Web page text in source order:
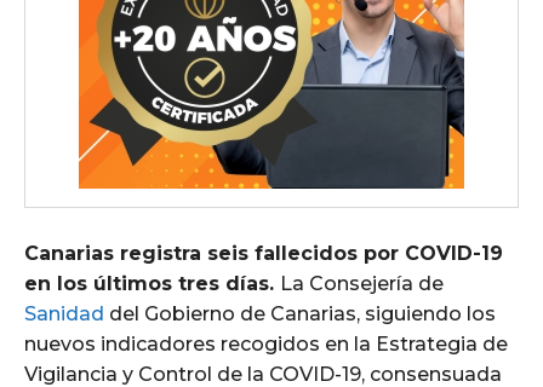
Canarias registra seis fallecidos por COVID-19
en los últimos tres días. La Consejería de
Sanidad del Gobierno de Canarias, siguiendo los
nuevos indicadores recogidos en la Estrategia de
Vigilancia y Control de la COVID-19, consensuada